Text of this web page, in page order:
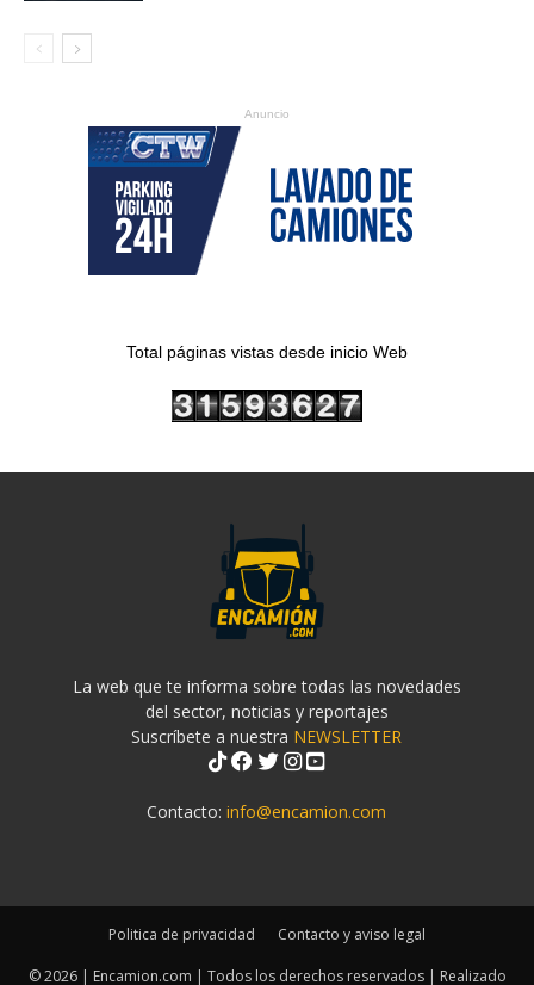
Anuncio
Total páginas vistas desde inicio Web
La web que te informa sobre todas las novedades
del sector, noticias y reportajes
Suscríbete a nuestra NEWSLETTER
Contacto:info@encamion.com
Politica de privacidad Contacto y aviso legal
© 2026 | Encamion.com | Todos los derechos reservados | Realizado